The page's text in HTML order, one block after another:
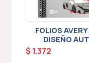
FOLIOS
DISEÑO
$ 1.372